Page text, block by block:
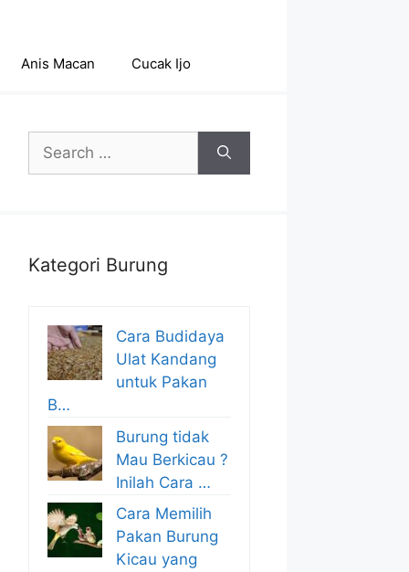
Anis Macan Cucak Ijo
Search
for:
Kategori Burung
Cara Budidaya
Ulat Kandang
untuk Pakan
B…
Burung tidak
Mau Berkicau ?
Inilah Cara …
Cara Memilih
Pakan Burung
Kicau yang